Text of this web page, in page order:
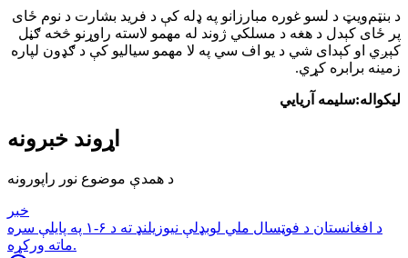
د بنټم‌ویټ د لسو غوره مبارزانو په ډله کې د فرید بشارت د نوم ځای
پر ځای کېدل د هغه د مسلکي ژوند له مهمو لاسته راوړنو څخه ګڼل
کېږي او کېدای شي د یو اف سي په لا مهمو سیالیو کې د ګډون لپاره
زمینه برابره کړي.
لیکواله:سلیمه آریایي
اړوند خبرونه
د همدې موضوع نور راپورونه
خبر
د افغانستان د فوټسال ملي لوبډلې نیوزیلنډ ته د ۶-۱ په پایلې سره
ماته ورکړه.